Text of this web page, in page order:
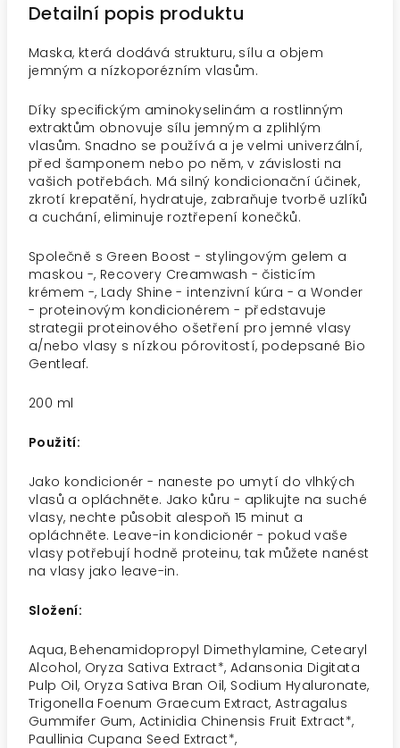
Detailní popis produktu
Maska, která dodává strukturu, sílu a objem
jemným a nízkoporézním vlasům.
Díky specifickým aminokyselinám a rostlinným
extraktům obnovuje sílu jemným a zplihlým
vlasům. Snadno se používá a je velmi univerzální,
před šamponem nebo po něm, v závislosti na
vašich potřebách. Má silný kondicionační účinek,
zkrotí krepatění, hydratuje, zabraňuje tvorbě uzlíků
a cuchání, eliminuje roztřepení konečků.
Společně s Green Boost - stylingovým gelem a
maskou -, Recovery Creamwash - čisticím
krémem -, Lady Shine - intenzivní kúra - a Wonder
- proteinovým kondicionérem - představuje
strategii proteinového ošetření pro jemné vlasy
a/nebo vlasy s nízkou pórovitostí, podepsané Bio
Gentleaf.
200 ml
Použití:
Jako kondicionér - naneste po umytí do vlhkých
vlasů a opláchněte. Jako kůru - aplikujte na suché
vlasy, nechte působit alespoň 15 minut a
opláchněte. Leave-in kondicionér - pokud vaše
vlasy potřebují hodně proteinu, tak můžete nanést
na vlasy jako leave-in.
Složení:
Aqua, Behenamidopropyl Dimethylamine, Cetearyl
Alcohol, Oryza Sativa Extract*, Adansonia Digitata
Pulp Oil, Oryza Sativa Bran Oil, Sodium Hyaluronate,
Trigonella Foenum Graecum Extract, Astragalus
Gummifer Gum, Actinidia Chinensis Fruit Extract*,
Paullinia Cupana Seed Extract*,